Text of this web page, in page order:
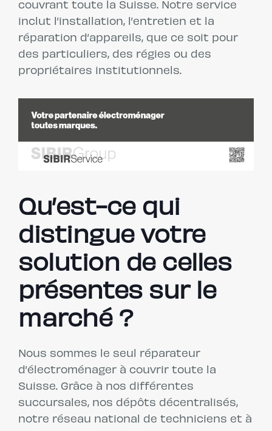
couvrant toute la Suisse. Notre service
inclut l’installation, l’entretien et la
réparation d’appareils, que ce soit pour
des particuliers, des régies ou des
propriétaires institutionnels.
Qu’est-ce qui
distingue votre
solution de celles
présentes sur le
marché ?
Nous sommes le seul réparateur
d’électroménager à couvrir toute la
Suisse. Grâce à nos différentes
succursales, nos dépôts décentralisés,
notre réseau national de techniciens et à